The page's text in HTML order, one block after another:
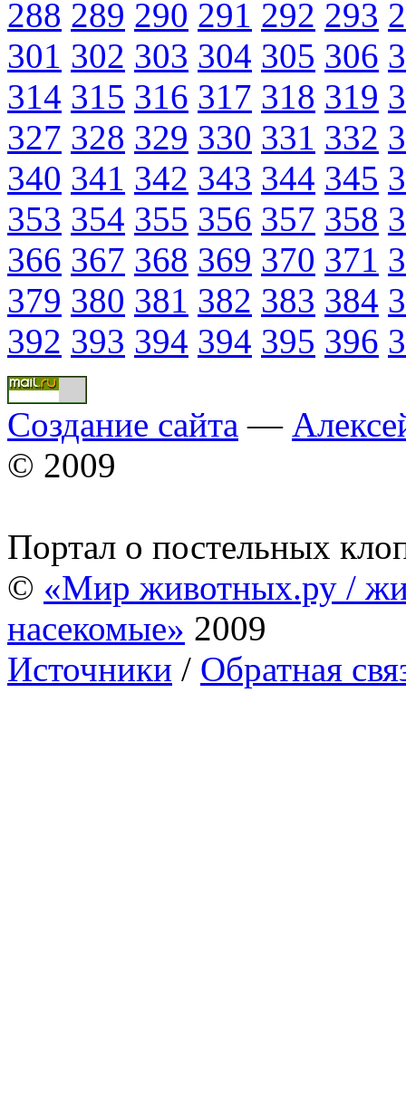
288 289 290 291 292 293
301 302 303 304 305 306
314 315 316 317 318 319
327 328 329 330 331 332
340 341 342 343 344 345
353 354 355 356 357 358
366 367 368 369 370 371
379 380 381 382 383 384
392 393 394 394 395 396
Создание сайта —
© 2009
Портал о постельных
© «Мир животных.ру /
насекомые» 2009
Источники / Обратная